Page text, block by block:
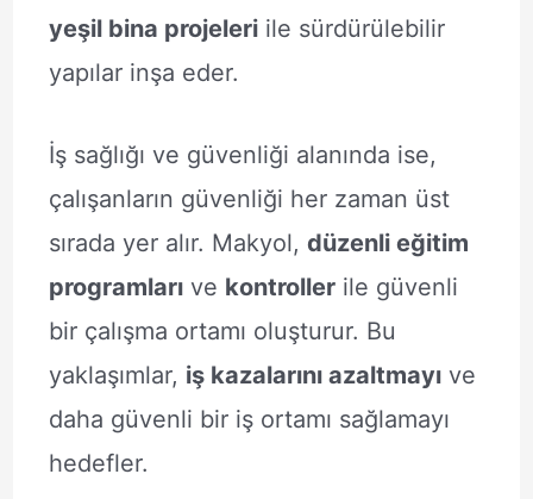
yeşil bina projeleriile sürdürülebilir
yapılar inşa eder.
İş sağlığı ve güvenliği alanında ise,
çalışanların güvenliği her zaman üst
sırada yer alır. Makyol, düzenli eğitim
programlarıve kontrollerile güvenli
bir çalışma ortamı oluşturur. Bu
yaklaşımlar, iş kazalarını azaltmayıve
daha güvenli bir iş ortamı sağlamayı
hedefler.